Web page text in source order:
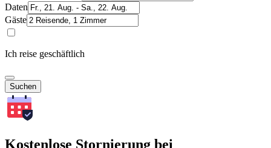
Daten
Gäste
Ich reise geschäftlich
Suchen
Kostenlose Stornierung bei